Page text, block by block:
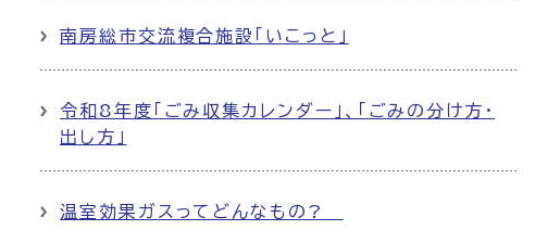
南房総市交流複合施設「いこっと」
令和8年度「ごみ収集カレンダー」、「ごみの分け方・
出し方」
温室効果ガスってどんなもの?
がんばる地域応援クーポン券を配布します